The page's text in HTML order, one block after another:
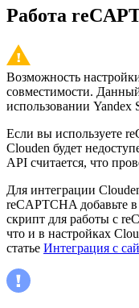
Работа
Возможность
совместимости.
использовании Yandex
Если вы используете
Clouden будет
API считается, что
Для интеграции
reCAPTCHA добавьте в
скрипт для работы с
что и в настройках
статье Интеграция с